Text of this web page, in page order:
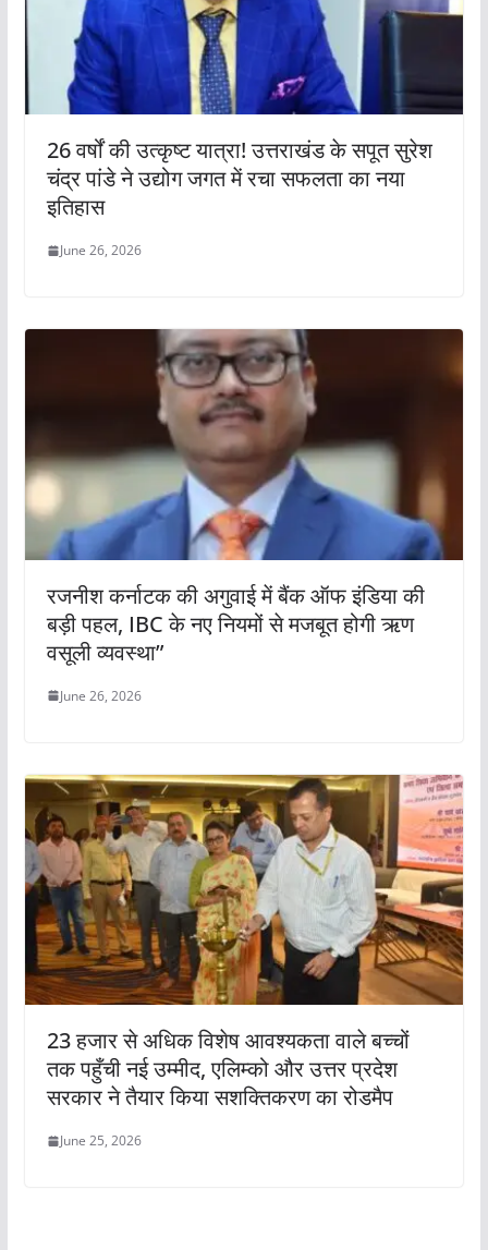
26 वर्षों की उत्कृष्ट यात्रा! उत्तराखंड के सपूत सुरेश
चंद्र पांडे ने उद्योग जगत में रचा सफलता का नया
इतिहास
June 26, 2026
रजनीश कर्नाटक की अगुवाई में बैंक ऑफ इंडिया की
बड़ी पहल, IBC के नए नियमों से मजबूत होगी ऋण
वसूली व्यवस्था”
June 26, 2026
23 हजार से अधिक विशेष आवश्यकता वाले बच्चों
तक पहुँची नई उम्मीद, एलिम्को और उत्तर प्रदेश
सरकार ने तैयार किया सशक्तिकरण का रोडमैप
June 25, 2026